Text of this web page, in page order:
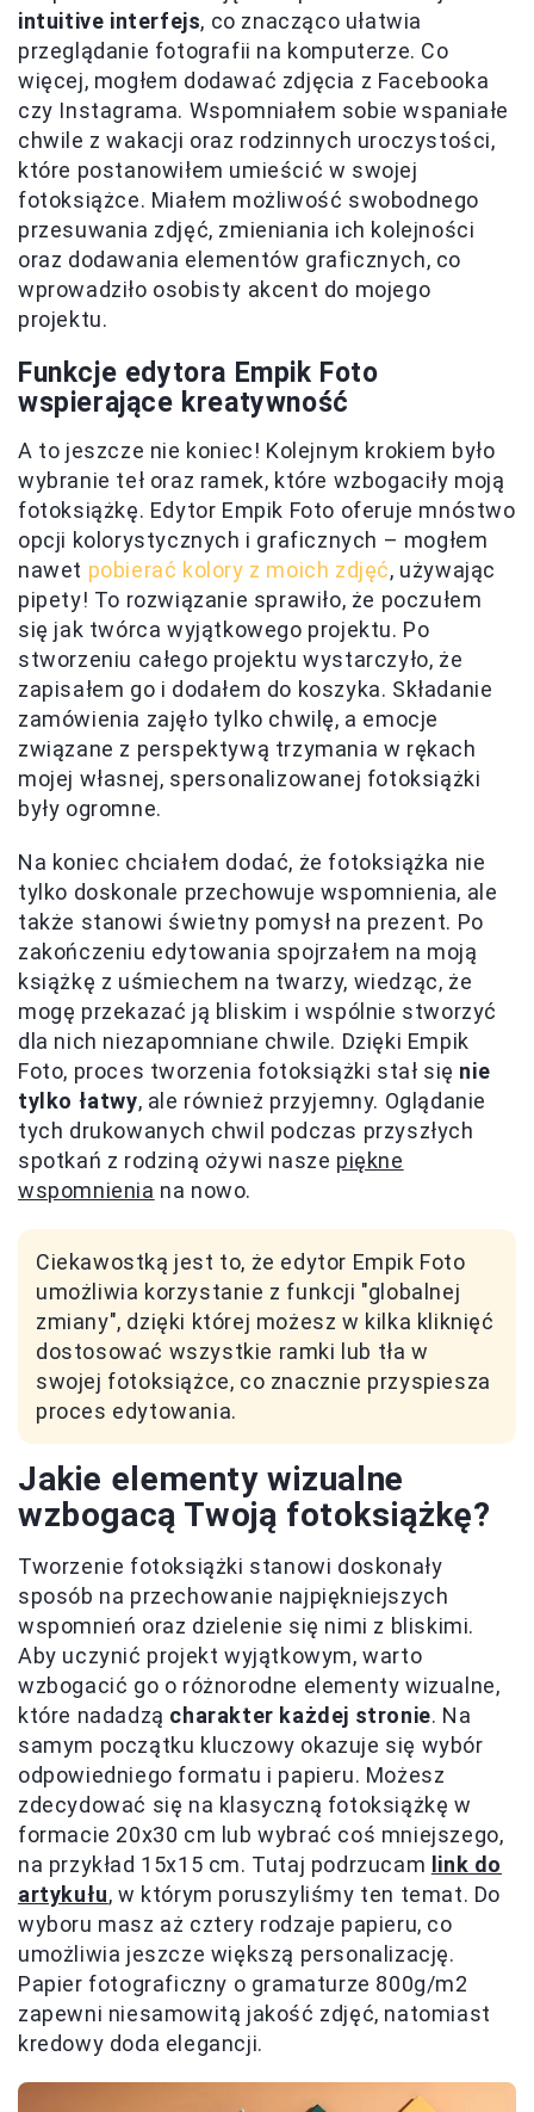
intuitive interfejs, co znacząco ułatwia
przeglądanie fotografii na komputerze. Co
więcej, mogłem dodawać zdjęcia z Facebooka
czy Instagrama. Wspomniałem sobie wspaniałe
chwile z wakacji oraz rodzinnych uroczystości,
które postanowiłem umieścić w swojej
fotoksiążce. Miałem możliwość swobodnego
przesuwania zdjęć, zmieniania ich kolejności
oraz dodawania elementów graficznych, co
wprowadziło osobisty akcent do mojego
projektu.
Funkcje edytora Empik Foto
wspierające kreatywność
A to jeszcze nie koniec! Kolejnym krokiem było
wybranie teł oraz ramek, które wzbogaciły moją
fotoksiążkę. Edytor Empik Foto oferuje mnóstwo
opcji kolorystycznych i graficznych – mogłem
nawet pobierać kolory z moich zdjęć, używając
pipety! To rozwiązanie sprawiło, że poczułem
się jak twórca wyjątkowego projektu. Po
stworzeniu całego projektu wystarczyło, że
zapisałem go i dodałem do koszyka. Składanie
zamówienia zajęło tylko chwilę, a emocje
związane z perspektywą trzymania w rękach
mojej własnej, spersonalizowanej fotoksiążki
były ogromne.
Na koniec chciałem dodać, że fotoksiążka nie
tylko doskonale przechowuje wspomnienia, ale
także stanowi świetny pomysł na prezent. Po
zakończeniu edytowania spojrzałem na moją
książkę z uśmiechem na twarzy, wiedząc, że
mogę przekazać ją bliskim i wspólnie stworzyć
dla nich niezapomniane chwile. Dzięki Empik
Foto, proces tworzenia fotoksiążki stał się nie
tylko łatwy, ale również przyjemny. Oglądanie
tych drukowanych chwil podczas przyszłych
spotkań z rodziną ożywi nasze piękne
wspomnienia na nowo.
Ciekawostką jest to, że edytor Empik Foto
umożliwia korzystanie z funkcji "globalnej
zmiany", dzięki której możesz w kilka kliknięć
dostosować wszystkie ramki lub tła w
swojej fotoksiążce, co znacznie przyspiesza
proces edytowania.
Jakie elementy wizualne
wzbogacą Twoją fotoksiążkę?
Tworzenie fotoksiążki stanowi doskonały
sposób na przechowanie najpiękniejszych
wspomnień oraz dzielenie się nimi z bliskimi.
Aby uczynić projekt wyjątkowym, warto
wzbogacić go o różnorodne elementy wizualne,
które nadadzą charakter każdej stronie. Na
samym początku kluczowy okazuje się wybór
odpowiedniego formatu i papieru. Możesz
zdecydować się na klasyczną fotoksiążkę w
formacie 20x30 cm lub wybrać coś mniejszego,
na przykład 15x15 cm. Tutaj podrzucam link do
artykułu, w którym poruszyliśmy ten temat. Do
wyboru masz aż cztery rodzaje papieru, co
umożliwia jeszcze większą personalizację.
Papier fotograficzny o gramaturze 800g/m2
zapewni niesamowitą jakość zdjęć, natomiast
kredowy doda elegancji.